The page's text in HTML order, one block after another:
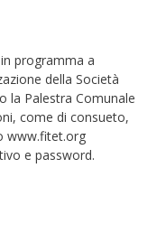
programma a
della Società
la Palestra Comunale
come di consueto,
www.fitet.org
e password.